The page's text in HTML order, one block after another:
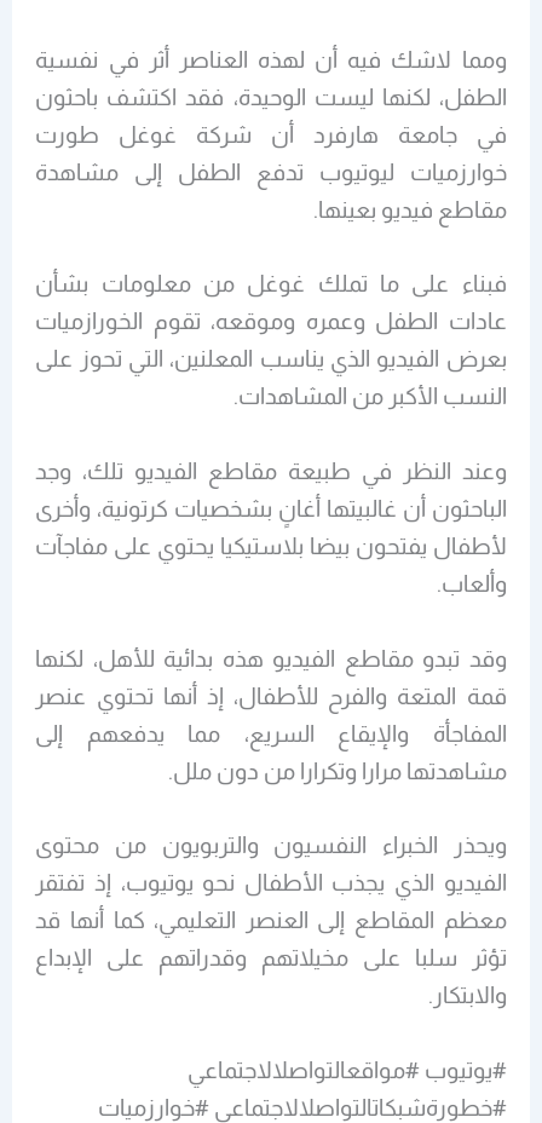
ومما لاشك فيه أن لهذه العناصر أثر في نفسية
الطفل، لكنها ليست الوحيدة، فقد اكتشف باحثون
في جامعة هارفرد أن شركة غوغل طورت
خوارزميات ليوتيوب تدفع الطفل إلى مشاهدة
مقاطع فيديو بعينها.
فبناء على ما تملك غوغل من معلومات بشأن
عادات الطفل وعمره وموقعه، تقوم الخورازميات
بعرض الفيديو الذي يناسب المعلنين، التي تحوز على
النسب الأكبر من المشاهدات.
وعند النظر في طبيعة مقاطع الفيديو تلك، وجد
الباحثون أن غالبيتها أغانٍ بشخصيات كرتونية، وأخرى
لأطفال يفتحون بيضا بلاستيكيا يحتوي على مفاجآت
وألعاب.
وقد تبدو مقاطع الفيديو هذه بدائية للأهل، لكنها
قمة المتعة والفرح للأطفال، إذ أنها تحتوي عنصر
المفاجأة والإيقاع السريع، مما يدفعهم إلى
مشاهدتها مرارا وتكرارا من دون ملل.
ويحذر الخبراء النفسيون والتربويون من محتوى
الفيديو الذي يجذب الأطفال نحو يوتيوب، إذ تفتقر
معظم المقاطع إلى العنصر التعليمي، كما أنها قد
تؤثر سلبا على مخيلاتهم وقدراتهم على الإبداع
والابتكار.
#يوتيوب #مواقعالتواصلالاجتماعي
#خطورةشبكاتالتواصلالاجتماعي #خوارزميات